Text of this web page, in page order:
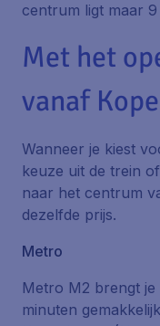
centrum ligt maar
Met het
vanaf
Wanneer je kiest
keuze uit de trein
naar het centrum
dezelfde prijs.
Metro
Metro M2 brengt
minuten